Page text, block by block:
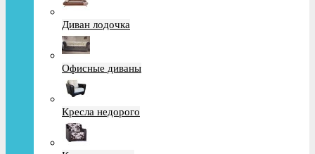
Диван лодочка
Офисные диваны
Кресла недорого